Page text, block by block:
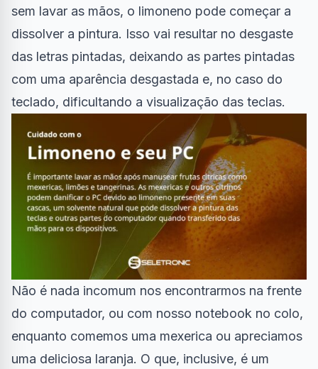
sem lavar as mãos, o limoneno pode começar a
dissolver a pintura. Isso vai resultar no desgaste
das letras pintadas, deixando as partes pintadas
com uma aparência desgastada e, no caso do
teclado, dificultando a visualização das teclas.
Não é nada incomum nos encontrarmos na frente
do computador, ou com nosso notebook no colo,
enquanto comemos uma mexerica ou apreciamos
uma deliciosa laranja. O que, inclusive, é um